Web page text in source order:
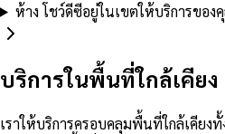
ห้าง โชว์ดีซีอยู่ในเขตให้บริการของ
บริการในพื้นที่ใกล้เคียง
เราให้บริการครอบคลุมพื้นที่ใกล้เคียง